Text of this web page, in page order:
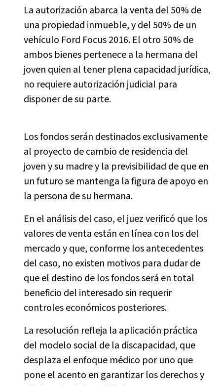
La autorización abarca la venta del 50% de
una propiedad inmueble, y del 50% de un
vehículo Ford Focus 2016. El otro 50% de
ambos bienes pertenece a la hermana del
joven quien al tener plena capacidad jurídica,
no requiere autorización judicial para
disponer de su parte.
Los fondos serán destinados exclusivamente
al proyecto de cambio de residencia del
joven y su madre y la previsibilidad de que en
un futuro se mantenga la figura de apoyo en
la persona de su hermana.
En el análisis del caso, el juez verificó que los
valores de venta están en línea con los del
mercado y que, conforme los antecedentes
del caso, no existen motivos para dudar de
que el destino de los fondos será en total
beneficio del interesado sin requerir
controles económicos posteriores.
La resolución refleja la aplicación práctica
del modelo social de la discapacidad, que
desplaza el enfoque médico por uno que
pone el acento en garantizar los derechos y